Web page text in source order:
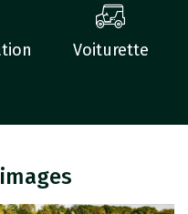
Voiturette